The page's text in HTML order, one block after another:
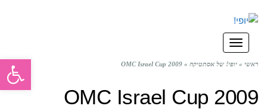
תפריט
ראשי » יופי! של אסתטיקה »
OMC Israel Cup 2009
OMC Israel Cup 2009
פתח